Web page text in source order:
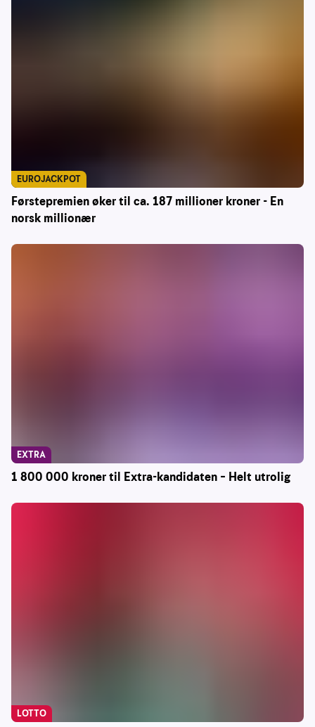
Førstepremien øker til ca. 187 millioner kroner - En
norsk millionær
EUROJACKPOT
1 800 000 kroner til Extra-kandidaten – Helt utrolig
EXTRA
LOTTO